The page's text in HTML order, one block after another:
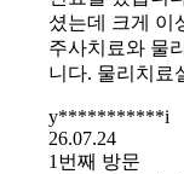
셨는데 크게 이
주사치료와 물
니다. 물리치료
y***********i
26.07.24
1번째 방문